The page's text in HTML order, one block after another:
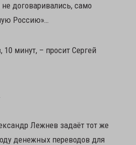
договаривались, само
Россию»…
минут, – просит Сергей
Лежнев задаёт тот же
денежных переводов для